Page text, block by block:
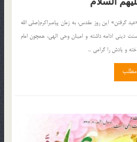
گرفتن» این روز مقدس، به زمان پیامبراكرم(صلی الله
دینى ادامه داشته و امینان وحى الهى، همچون امام
و یادش را گرامى ...
مطلب